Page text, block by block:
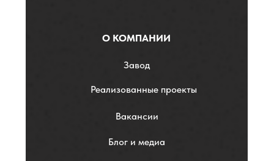
О КОМПАНИИ
Завод
Реализованные проекты
Вакансии
Блог и медиа